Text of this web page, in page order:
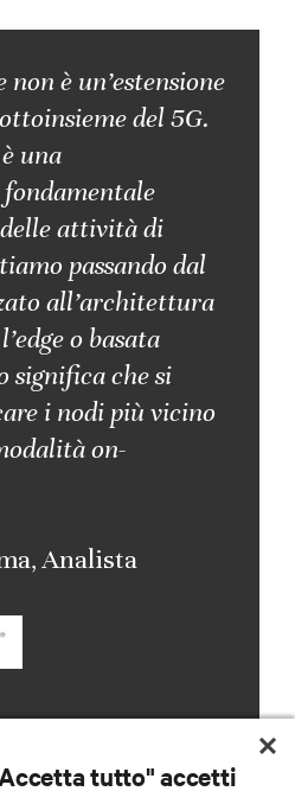
non è un’estensione
del 5G.
una
delle attività di
passando dal
all’architettura
o basata
significa che si
i nodi più vicino
on-
Analista
del mercato nel campo dei
tutto" accetti